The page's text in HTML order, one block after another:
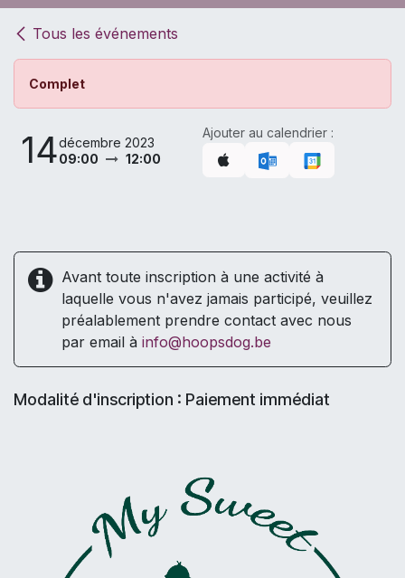
Tous les événements
Complet
14décembre 2023
09:00
12:00
Ajouter au calendrier :
Avant toute inscription à une activité à
laquelle vous n'avez jamais participé, veuillez
préalablement prendre contact avec nous
par email à info@hoopsdog.be
Modalité d'inscription : Paiement immédiat